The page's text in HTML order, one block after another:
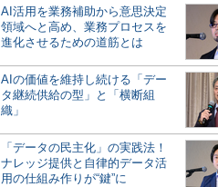
AI活用を業務補助から意思決定
領域へと高め、業務プロセスを
進化させるための道筋とは
AIの価値を維持し続ける「デー
タ継続供給の型」と「横断組
織」
「データの民主化」の実践法！
ナレッジ提供と自律的データ活
用の仕組み作りが“鍵”に